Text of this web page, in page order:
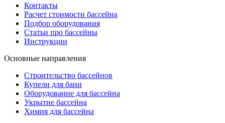
Контакты
Расчет стоимости бассейна
Подбор оборудования
Статьи про бассейны
Инструкции
Основные направления
Строительство бассейнов
Купели для бани
Оборудование для бассейна
Укрытие бассейна
Химия для бассейна